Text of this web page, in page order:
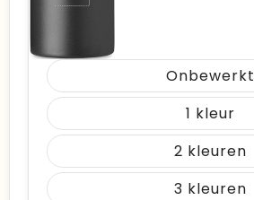
Onbewerkt
1
2
3